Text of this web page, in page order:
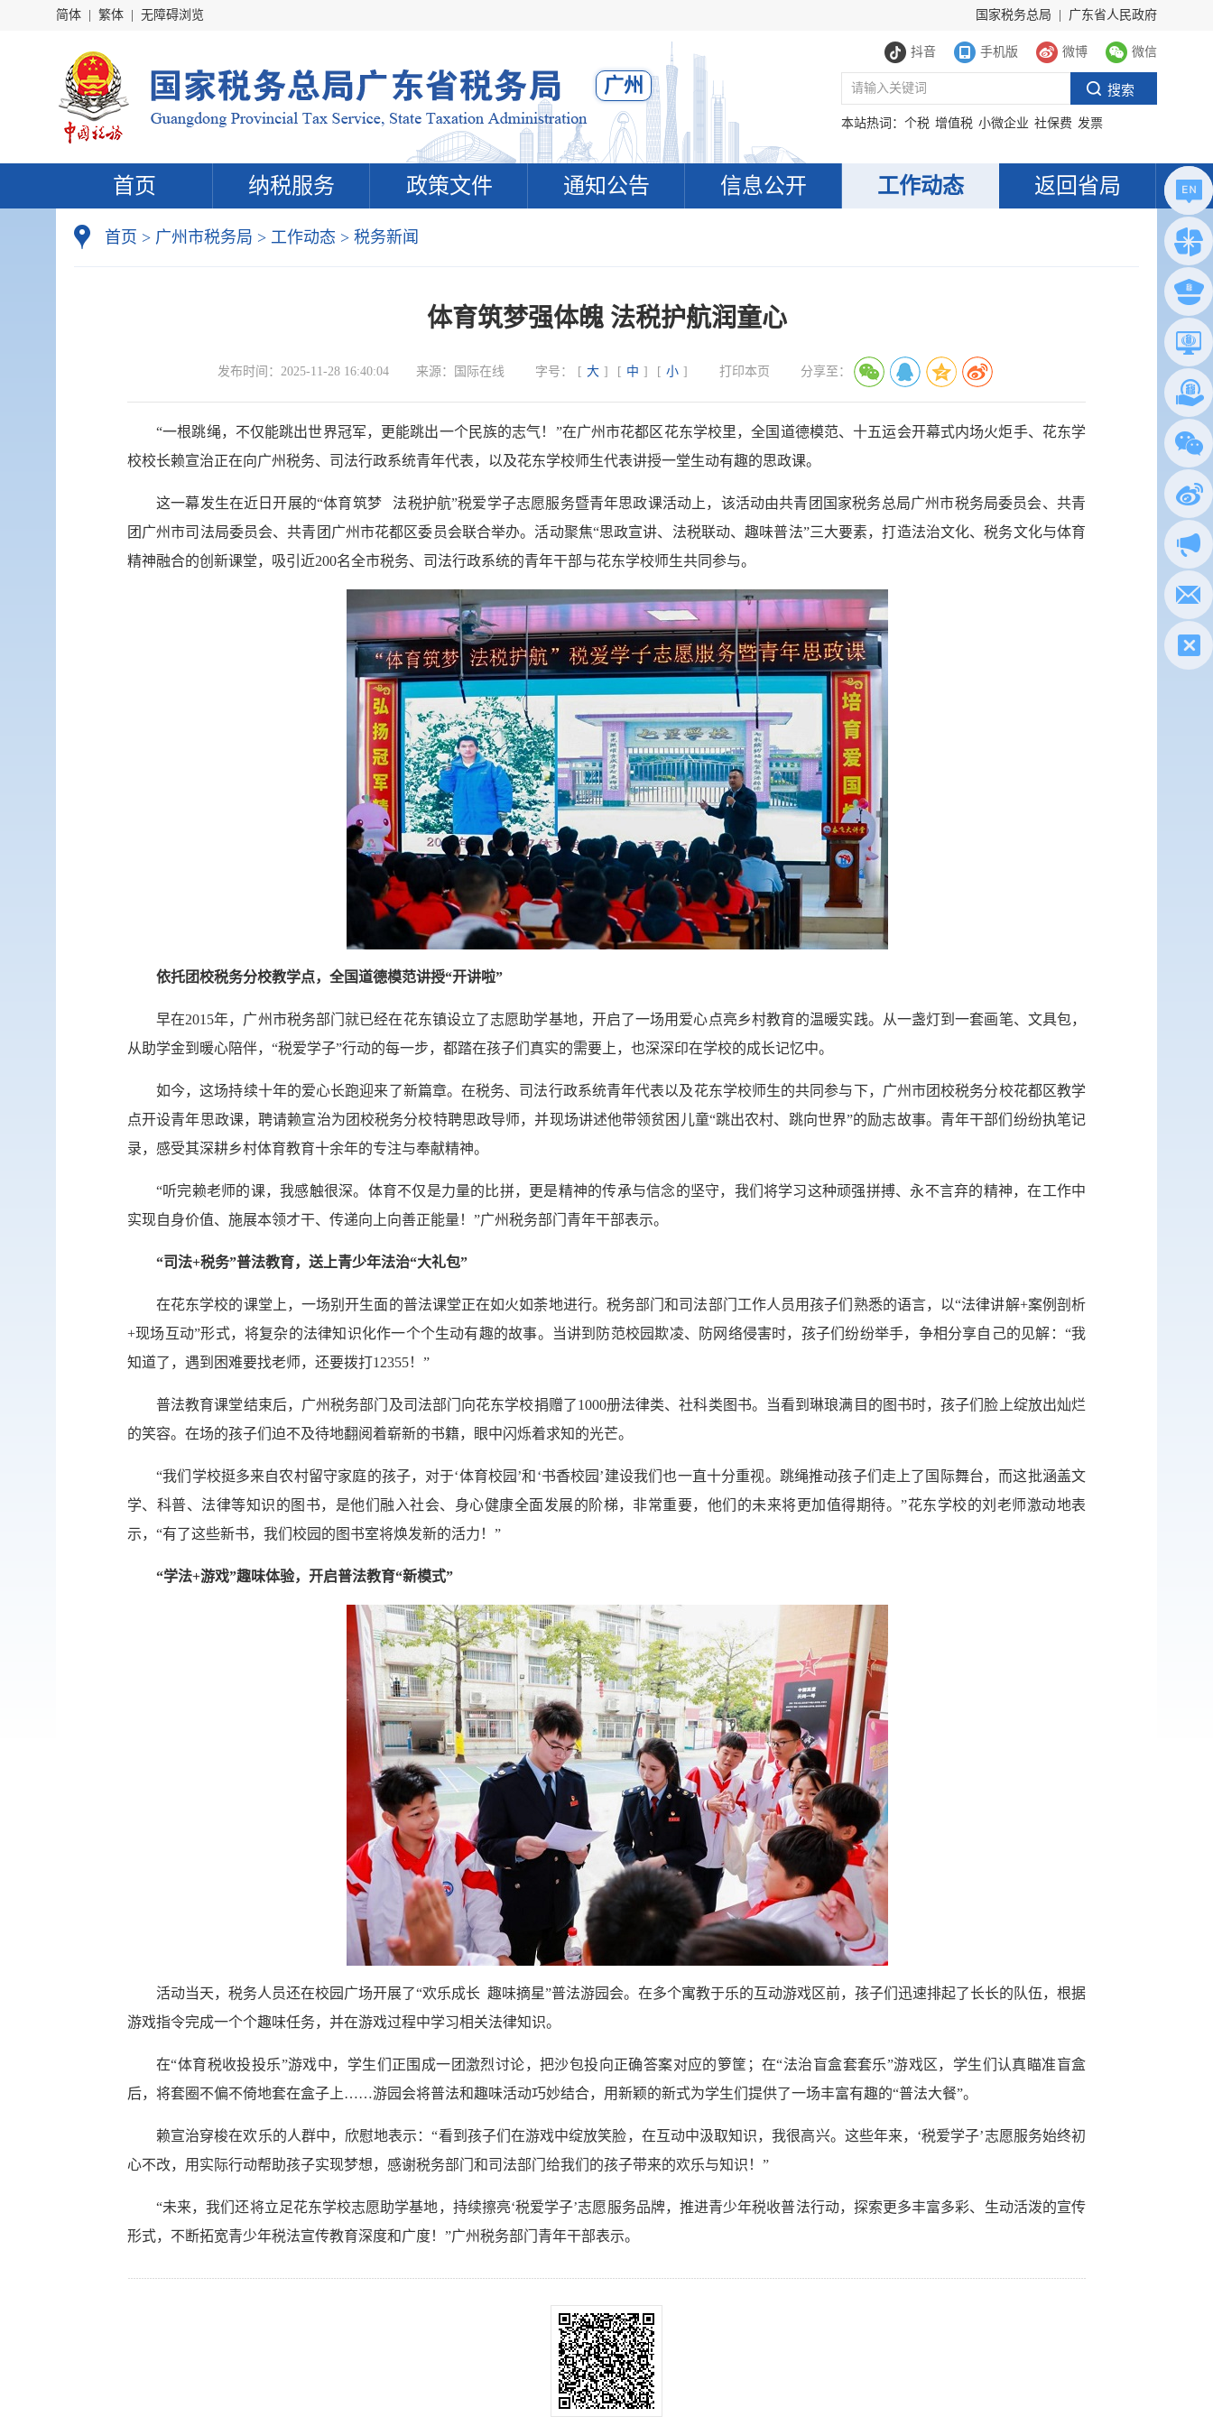
简体 繁体 无障碍浏览 国家税务总局 广东省人民政府
抖音 手机版 微博 微信
广州
本站热词： 个税 增值税 小微企业 社保费 发票
首页 纳税服务 政策文件 通知公告 信息公开 工作动态 返回省局
首页 > 广州市税务局 > 工作动态 > 税务新闻
体育筑梦强体魄 法税护航润童心
发布时间： 2025-11-28 16:40:04 来源： 国际在线 字号： [ 大 ] [ 中 ] [ 小 ] 打印本页 分享至：
“一根跳绳，不仅能跳出世界冠军，更能跳出一个民族的志气！”在广州市花都区花东学校里，全国道德模范、十五运会开幕式内场火炬手、花东学
校校长赖宣治正在向广州税务、司法行政系统青年代表，以及花东学校师生代表讲授一堂生动有趣的思政课。
这一幕发生在近日开展的“体育筑梦 法税护航”税爱学子志愿服务暨青年思政课活动上，该活动由共青团国家税务总局广州市税务局委员会、共青
团广州市司法局委员会、共青团广州市花都区委员会联合举办。活动聚焦“思政宣讲、法税联动、趣味普法”三大要素，打造法治文化、税务文化与体育
精神融合的创新课堂，吸引近200名全市税务、司法行政系统的青年干部与花东学校师生共同参与。
依托团校税务分校教学点，全国道德模范讲授“开讲啦”
早在2015年，广州市税务部门就已经在花东镇设立了志愿助学基地，开启了一场用爱心点亮乡村教育的温暖实践。从一盏灯到一套画笔、文具包，
从助学金到暖心陪伴，“税爱学子”行动的每一步，都踏在孩子们真实的需要上，也深深印在学校的成长记忆中。
如今，这场持续十年的爱心长跑迎来了新篇章。在税务、司法行政系统青年代表以及花东学校师生的共同参与下，广州市团校税务分校花都区教学
点开设青年思政课，聘请赖宣治为团校税务分校特聘思政导师，并现场讲述他带领贫困儿童“跳出农村、跳向世界”的励志故事。青年干部们纷纷执笔记
录，感受其深耕乡村体育教育十余年的专注与奉献精神。
“听完赖老师的课，我感触很深。体育不仅是力量的比拼，更是精神的传承与信念的坚守，我们将学习这种顽强拼搏、永不言弃的精神，在工作中
实现自身价值、施展本领才干、传递向上向善正能量！”广州税务部门青年干部表示。
“司法+税务”普法教育，送上青少年法治“大礼包”
在花东学校的课堂上，一场别开生面的普法课堂正在如火如荼地进行。税务部门和司法部门工作人员用孩子们熟悉的语言，以“法律讲解+案例剖析
+现场互动”形式，将复杂的法律知识化作一个个生动有趣的故事。当讲到防范校园欺凌、防网络侵害时，孩子们纷纷举手，争相分享自己的见解：“我
知道了，遇到困难要找老师，还要拨打12355！”
普法教育课堂结束后，广州税务部门及司法部门向花东学校捐赠了1000册法律类、社科类图书。当看到琳琅满目的图书时，孩子们脸上绽放出灿烂
的笑容。在场的孩子们迫不及待地翻阅着崭新的书籍，眼中闪烁着求知的光芒。
“我们学校挺多来自农村留守家庭的孩子，对于‘体育校园’和‘书香校园’建设我们也一直十分重视。跳绳推动孩子们走上了国际舞台，而这批涵盖文
学、科普、法律等知识的图书，是他们融入社会、身心健康全面发展的阶梯，非常重要，他们的未来将更加值得期待。”花东学校的刘老师激动地表
示，“有了这些新书，我们校园的图书室将焕发新的活力！”
“学法+游戏”趣味体验，开启普法教育“新模式”
活动当天，税务人员还在校园广场开展了“欢乐成长 趣味摘星”普法游园会。在多个寓教于乐的互动游戏区前，孩子们迅速排起了长长的队伍，根据
游戏指令完成一个个趣味任务，并在游戏过程中学习相关法律知识。
在“体育税收投投乐”游戏中，学生们正围成一团激烈讨论，把沙包投向正确答案对应的箩筐；在“法治盲盒套套乐”游戏区，学生们认真瞄准盲盒
后，将套圈不偏不倚地套在盒子上……游园会将普法和趣味活动巧妙结合，用新颖的新式为学生们提供了一场丰富有趣的“普法大餐”。
赖宣治穿梭在欢乐的人群中，欣慰地表示：“看到孩子们在游戏中绽放笑脸，在互动中汲取知识，我很高兴。这些年来，‘税爱学子’志愿服务始终初
心不改，用实际行动帮助孩子实现梦想，感谢税务部门和司法部门给我们的孩子带来的欢乐与知识！”
“未来，我们还将立足花东学校志愿助学基地，持续擦亮‘税爱学子’志愿服务品牌，推进青少年税收普法行动，探索更多丰富多彩、生动活泼的宣传
形式，不断拓宽青少年税法宣传教育深度和广度！”广州税务部门青年干部表示。
总局
政务
执法
电子
税惠通